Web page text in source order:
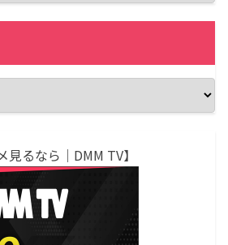
見るなら｜DMM TV】